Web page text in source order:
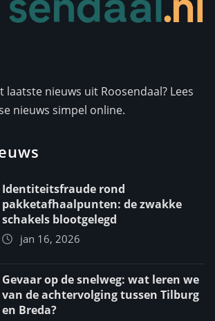
laatste nieuws uit Roosendaal? Lees
nieuws simpel online.
Identiteitsfraude rond
pakketafhaalpunten: de zwakke
schakels blootgelegd
jan 16, 2026
Gevaar op de snelweg: wat leren we
van de achtervolging tussen Tilburg
en Breda?